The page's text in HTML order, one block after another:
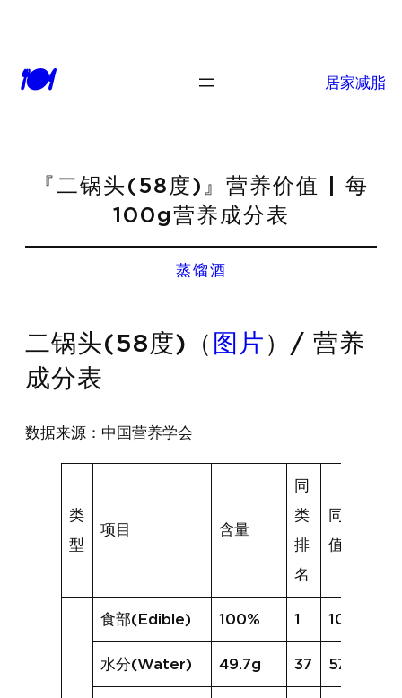
🍽 居家减脂
『二锅头(58度)』营养价值 | 每
100g营养成分表
蒸馏酒
二锅头(58度)（ 图片 ）/ 营养
成分表
数据来源：中国营养学会
类
型
项目 含量
同
类
排
名
同类均
值
食部(Edible) 100% 1 100%
水分(Water) 49.7g 37 57.9g